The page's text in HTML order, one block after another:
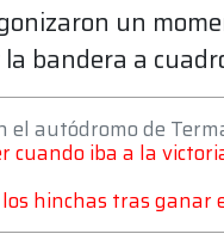
un
bandera a
autódromo de
cuando iba a la
los hinchas tras ganar